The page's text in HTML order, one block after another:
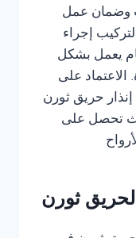
وضمان عمل
إجراء
يعمل بشكل
على
حريق ثورن
تحصل على
ثورن